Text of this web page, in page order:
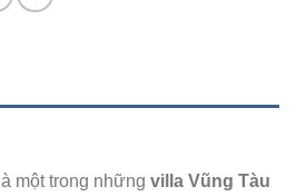
là một trong những villa Vũng Tàu